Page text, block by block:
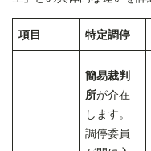
項目 特定調停
簡易裁判
所が介在
します。
調停委員